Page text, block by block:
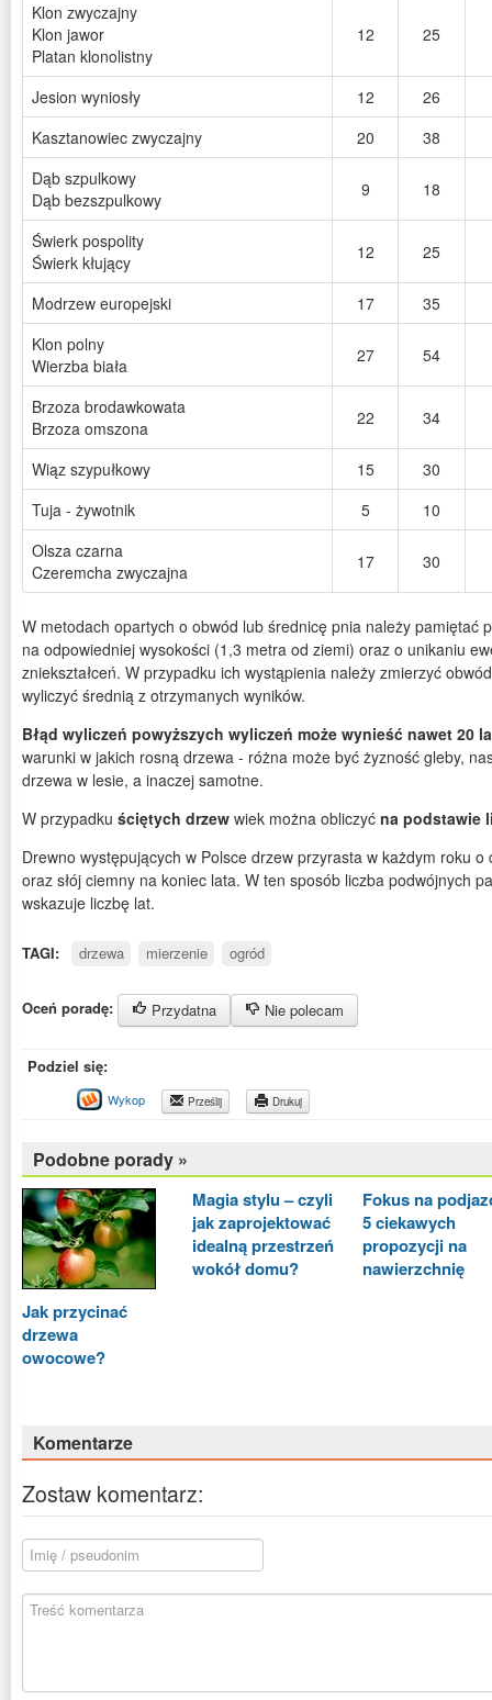
Klon zwyczajny
Klon jawor
Platan klonolistny
12 25
Jesion wyniosły 12
26
Kasztanowiec zwyczajny
20
38
Dąb szpulkowy
Dąb bezszpulkowy
9 18
Świerk pospolity
Świerk kłujący
12 25
Modrzew europejski 17
35
Klon polny
Wierzba biała
27 54
Brzoza brodawkowata
Brzoza omszona
22 34
Wiąz szypułkowy 15
30
Tuja - żywotnik
5
10
Olsza czarna
Czeremcha zwyczajna
17 30
W metodach opartych o obwód lub średnicę pnia należy pamiętać
na odpowiedniej wysokości (1,3 metra od ziemi) oraz o unikaniu
zniekształceń. W przypadku ich wystąpienia należy zmierzyć
wyliczyć średnią z otrzymanych wyników.
Błąd wyliczeń powyższych wyliczeń może wynieść nawet 20
warunki w jakich rosną drzewa - różna może być żyzność gleby,
drzewa w lesie, a inaczej samotne.
W przypadku ściętych drzew wiek można obliczyć na podstawie
Drewno występujących w Polsce drzew przyrasta w każdym roku o
oraz słój ciemny na koniec lata. W ten sposób liczba podwójnych
wskazuje liczbę lat.
TAGI: drzewa mierzenie ogród
Oceń poradę: Przydatna Nie polecam
Podziel się:
Wykop Prześlij Drukuj
Podobne porady »
Jak przycinać
drzewa
owocowe?
Magia stylu – czyli
jak zaprojektować
idealną przestrzeń
wokół domu?
Fokus na
5 ciekawych
propozycji na
nawierzchnię
Komentarze
Zostaw komentarz: